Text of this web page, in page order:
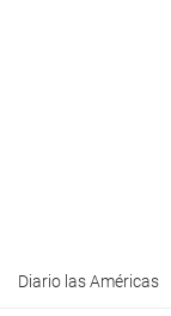
Diario las Américas